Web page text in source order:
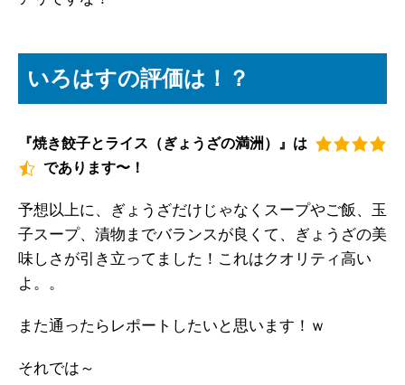
いろはすの評価は！？
『焼き餃子とライス（ぎょうざの満洲）』は
であります〜！
予想以上に、ぎょうざだけじゃなくスープやご飯、玉
子スープ、漬物までバランスが良くて、ぎょうざの美
味しさが引き立ってました！これはクオリティ高い
よ。。
また通ったらレポートしたいと思います！ｗ
それでは～